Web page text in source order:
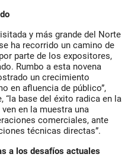
y más grande del Norte
ha recorrido un camino de
parte de los expositores,
Rumbo a esta novena
un crecimiento
en afluencia de público”,
“la base del éxito radica en la
en la muestra una
comerciales, ante
técnicas directas”.
a los desafíos actuales